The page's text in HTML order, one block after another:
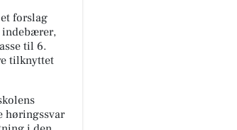
forslag
indebærer,
til 6.
tilknyttet
høringssvar